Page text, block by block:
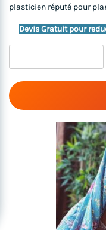
plasticien réputé pour
Devis Gratuit pour